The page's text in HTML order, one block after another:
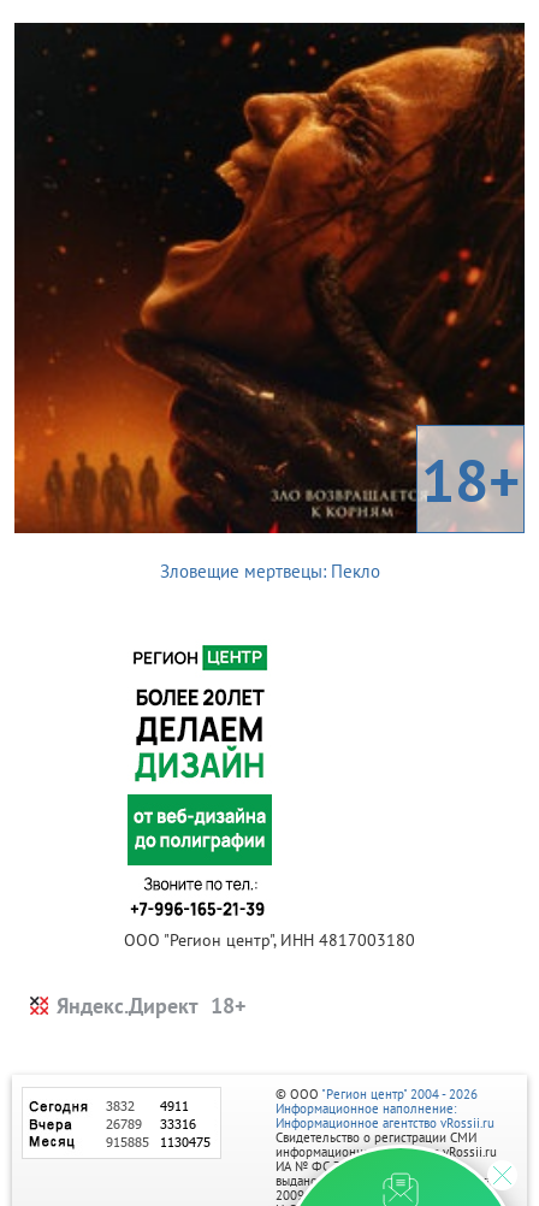
18+
Зловещие мертвецы: Пекло
ООО "Регион центр", ИНН 4817003180
Яндекс.Директ
© ООО "Регион центр" 2004 - 2026
Информационное наполнение:
Информационное агентство vRossii.ru
Свидетельство о регистрации СМИ
информационного агентства vRossii.ru
ИА № ФС 77‑35502
выдано РОСКОМНАДЗОРом 04 марта
2009г.